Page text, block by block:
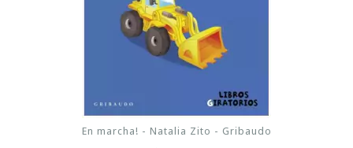
En marcha! - Natalia Zito - Gribaudo